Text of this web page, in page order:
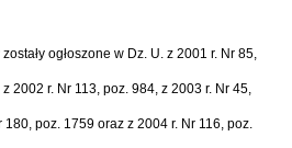
ogłoszone w Dz. U. z 2001 r. Nr 85,
2002 r. Nr 113, poz. 984, z 2003 r. Nr 45,
poz. 1759 oraz z 2004 r. Nr 116, poz.